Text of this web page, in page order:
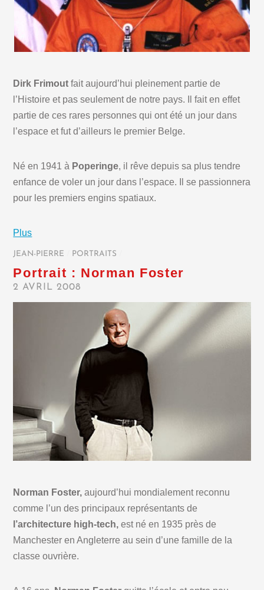
Dirk Frimout fait aujourd’hui pleinement partie de
l’Histoire et pas seulement de notre pays. Il fait en effet
partie de ces rares personnes qui ont été un jour dans
l’espace et fut d’ailleurs le premier Belge.
Né en 1941 à Poperinge, il rêve depuis sa plus tendre
enfance de voler un jour dans l’espace. Il se passionnera
pour les premiers engins spatiaux.
Plus
JEAN-PIERRE PORTRAITS
Portrait : Norman Foster
2 AVRIL 2008
Norman Foster, aujourd’hui mondialement reconnu
comme l’un des principaux représentants de
l’architecture high-tech, est né en 1935 près de
Manchester en Angleterre au sein d’une famille de la
classe ouvrière.